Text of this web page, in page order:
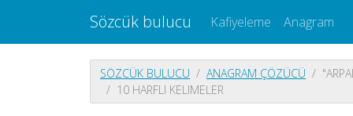
Sözcük bulucu Kafiyeleme Anagram
SÖZCÜK BULUCU ANAGRAM ÇÖZÜCÜ
10 HARFLI KELIMELER